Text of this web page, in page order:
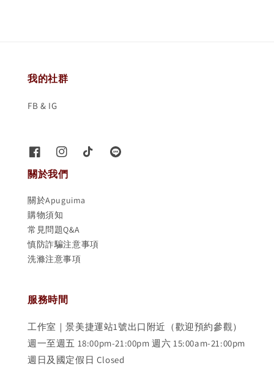
我的社群
FB & IG
關於我們
關於Apuguima
購物須知
常見問題Q&A
慎防詐騙注意事項
洗滌注意事項
服務時間
工作室｜景美捷運站1號出口附近（歡迎預約參觀）
週一至週五 18:00pm-21:00pm 週六 15:00am-21:00pm
週日及國定假日 Closed